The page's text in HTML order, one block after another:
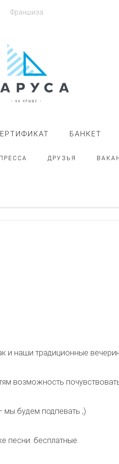
Франшиза
БАНКЕТ
ПРЕССА ДРУЗЬЯ
и наши традиционные
возможность
мы будем подпевать ;)
песни: бесплатные.